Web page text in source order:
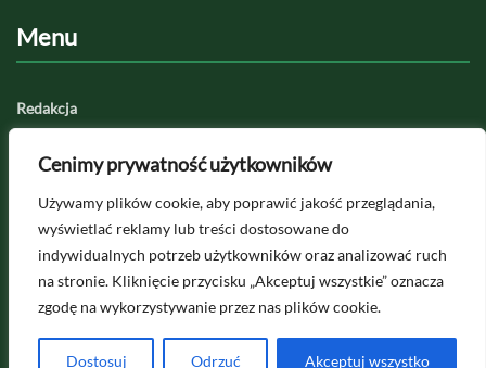
Cenimy prywatność użytkowników
Używamy plików cookie, aby poprawić jakość przeglądania,
wyświetlać reklamy lub treści dostosowane do
indywidualnych potrzeb użytkowników oraz analizować ruch
na stronie. Kliknięcie przycisku „Akceptuj wszystkie” oznacza
zgodę na wykorzystywanie przez nas plików cookie.
Dostosuj Odrzuć Akceptuj wszystko
Menu
Redakcja
Kalkulatory
Masz problem z domowym remontem? Napisz do
nas -kontakt@vivagarden.pl